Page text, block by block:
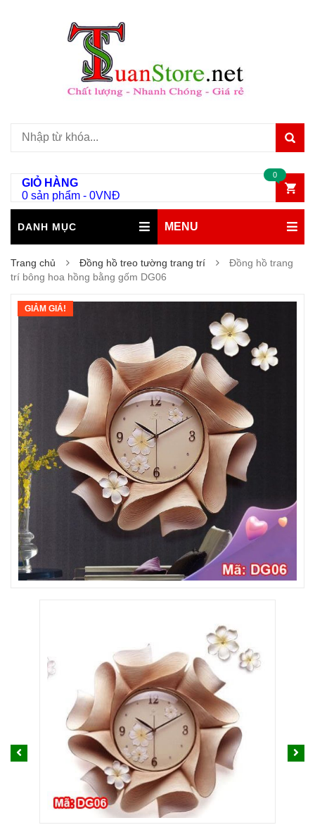
GIỎ HÀNG
0 sản phẩm - 0VNĐ
0
DANH MỤC MENU
Trang chủ Đồng hồ treo tường trang trí
Đồng hồ trang
trí bông hoa hồng bằng gốm DG06
GIẢM GIÁ!